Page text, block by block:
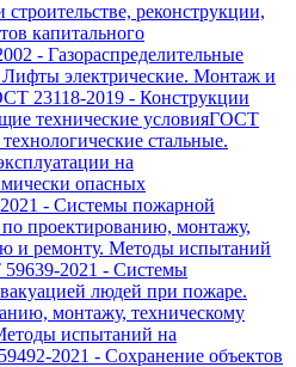
реконструкции,
капитального
- Газораспределительные
Лифты электрические. Монтаж и
23118-2019 - Конструкции
технические условияГОСТ
стальные.
на
опасных
- Системы пожарной
проектированию, монтажу,
и ремонту. Методы испытаний
2021 - Системы
людей при пожаре.
монтажу, техническому
испытаний на
2021 - Сохранение объектов